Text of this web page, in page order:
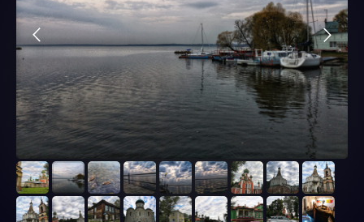
ТУР-
МАРШРУТЫ